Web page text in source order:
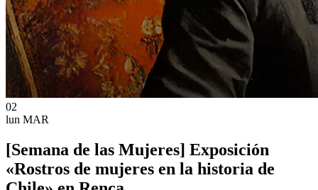
02
lun MAR
[Semana de las Mujeres] Exposición
«Rostros de mujeres en la historia de